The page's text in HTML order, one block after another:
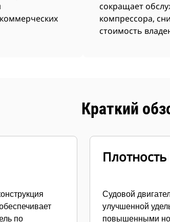
сокращает
компрессора,
стоимость
Краткий
по
Судовой
улучшенной
повышенными